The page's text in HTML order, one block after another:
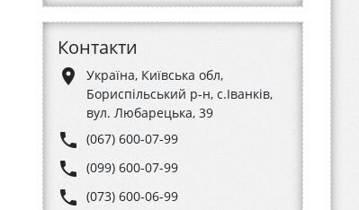
Контакти
place
Україна, Київська обл,
Бориспільський р-н, с.Іванків,
вул. Любарецька, 39
phone (067) 600-07-99
phone (099) 600-07-99
phone (073) 600-06-99